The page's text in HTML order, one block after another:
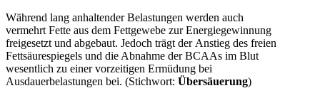
Während lang anhaltender Belastungen werden auch
vermehrt Fette aus dem Fettgewebe zur Energiegewinnung
freigesetzt und abgebaut. Jedoch trägt der Anstieg des freien
Fettsäurespiegels und die Abnahme der BCAAs im Blut
wesentlich zu einer vorzeitigen Ermüdung bei
Ausdauerbelastungen bei. (Stichwort: Übersäuerung)